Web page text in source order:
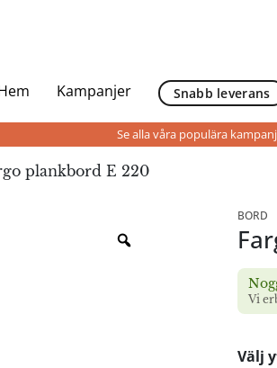
Kampanjer Snabb leverans
Se alla våra populära
plankbord E 220
BORD
Vi
Välj